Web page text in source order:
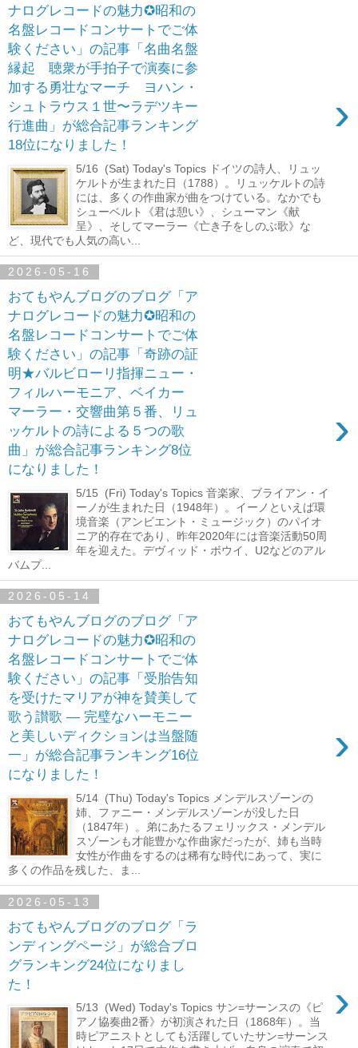
ナログレコードの魅力✪昭和の
名盤レコードコンサートでご体
験ください」の記事「名曲名盤
縁起 聴衆が手拍子で演奏に参
加する勇壮なマーチ ヨハン・
シュトラウス１世〜ラデツキー
行進曲」が総合記事ランキング
18位になりました！
›
5/16 (Sat) Today's Topics ドイツの詩人、リュッ
ケルトが生まれた日（1788）。リュッケルトの詩
には、多くの作曲家が曲をつけている。なかでも
シューベルト《君は憩い》、シューマン《献
呈》、そしてマーラー《亡き子をしのぶ歌》な
ど、現代でも人気の高い...
2026-05-16
おてもやんブログのブログ「ア
ナログレコードの魅力✪昭和の
名盤レコードコンサートでご体
験ください」の記事「奇跡の証
明★バルビローリ指揮ニュー・
フィルハーモニア、ベイカー
マーラー・交響曲第５番、リュ
ッケルトの詩による５つの歌
曲」が総合記事ランキング8位
になりました！
›
5/15 (Fri) Today's Topics 音楽家、ブライアン・イ
ーノが生まれた日（1948年）。イーノといえば環
境音楽（アンビエント・ミュージック）のパイオ
ニア的存在であり、昨年2020年には音楽活動50周
年を迎えた。デヴィッド・ボウイ、U2などのアル
バムプ...
2026-05-14
おてもやんブログのブログ「ア
ナログレコードの魅力✪昭和の
名盤レコードコンサートでご体
験ください」の記事「受胎告知
を受けたマリアが神を賛美して
歌う讃歌 ― 完璧なハーモニー
と美しいディクションは当盤随
一」が総合記事ランキング16位
になりました！
›
5/14 (Thu) Today's Topics メンデルスゾーンの
姉、ファニー・メンデルスゾーンが没した日
（1847年）。弟にあたるフェリックス・メンデル
スゾーンも才能豊かな作曲家だったが、姉も当時
女性が作曲をするのは稀有な時代にあって、実に
多くの作品を残した、ま...
2026-05-13
おてもやんブログのブログ「ラ
ンディングページ」が総合ブロ
グランキング24位になりまし
た！
›
5/13 (Wed) Today's Topics サン=サーンスの《ピ
アノ協奏曲2番》が初演された日（1868年）。当
時ピアニストとしても活躍していたサン=サーンス